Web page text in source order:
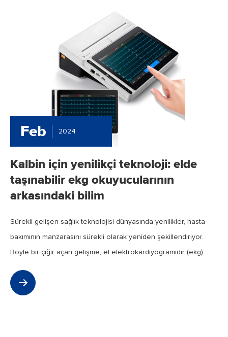
Feb 2024
Kalbin için yenilikçi teknoloji: elde
taşınabilir ekg okuyucularının
arkasındaki bilim
Sürekli gelişen sağlık teknolojisi dünyasında yenilikler, hasta
bakımının manzarasını sürekli olarak yeniden şekillendiriyor.
Böyle bir çığır açan gelişme, el elektrokardiyogramıdır (ekg)...